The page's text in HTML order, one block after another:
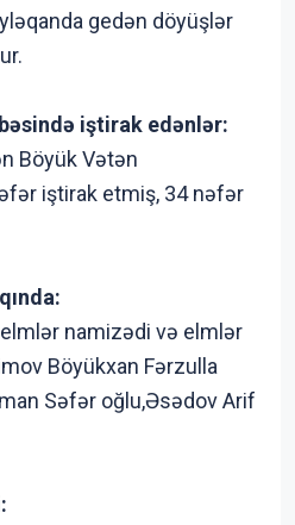
gedən döyüşlər
iştirak edənlər:
Böyük Vətən
iştirak etmiş, 34 nəfər
namizədi və elmlər
Böyükxan Fərzulla
Səfər oğlu,Əsədov Arif